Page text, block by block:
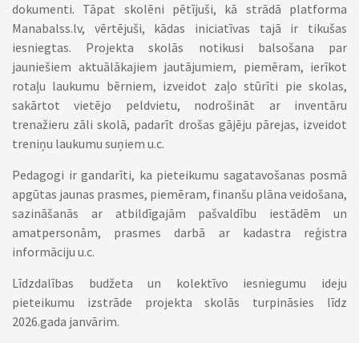
dokumenti. Tāpat skolēni pētījuši, kā strādā platforma
Manabalss.lv, vērtējuši, kādas iniciatīvas tajā ir tikušas
iesniegtas. Projekta skolās notikusi balsošana par
jauniešiem aktuālākajiem jautājumiem, piemēram, ierīkot
rotaļu laukumu bērniem, izveidot zaļo stūrīti pie skolas,
sakārtot vietējo peldvietu, nodrošināt ar inventāru
trenažieru zāli skolā, padarīt drošas gājēju pārejas, izveidot
treniņu laukumu suņiem u.c.
Pedagogi ir gandarīti, ka pieteikumu sagatavošanas posmā
apgūtas jaunas prasmes, piemēram, finanšu plāna veidošana,
sazināšanās ar atbildīgajām pašvaldību iestādēm un
amatpersonām, prasmes darbā ar kadastra reģistra
informāciju u.c.
Līdzdalības budžeta un kolektīvo iesniegumu ideju
pieteikumu izstrāde projekta skolās turpināsies līdz
2026.gada janvārim.